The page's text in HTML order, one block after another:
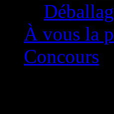
À vous la
Concours